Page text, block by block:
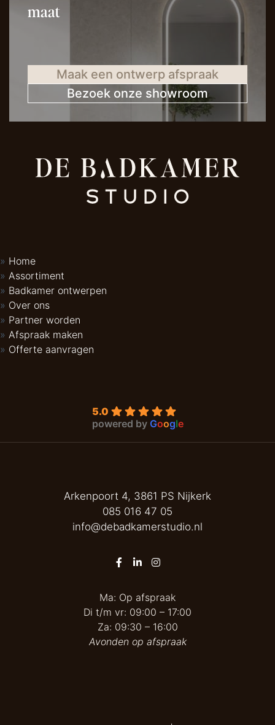
maat
Maak een ontwerp afspraak
Bezoek onze showroom
Home
Assortiment
Badkamer ontwerpen
Over ons
Partner worden
Afspraak maken
Offerte aanvragen
5.0
powered by Google
Arkenpoort 4, 3861 PS Nijkerk
085 016 47 05
info@debadkamerstudio.nl
Ma: Op afspraak
Di t/m vr: 09:00 – 17:00
Za: 09:30 – 16:00
Avonden op afspraak